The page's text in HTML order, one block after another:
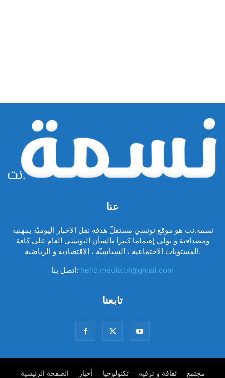
عنا
نسمة.نت هو موقع تونسي مستقلّ هدفه نقل الأخبار اليوميّة بمهنية
ومصداقية و يولي إهتماما كبيرا بالشأن التونسي العام على كافة
المستويات الاجتماعية ، السياسيّة ، الاقتصادية و الرياضية.
اتصل بنا: hello.media.tn@gmail.com
تابعنا
الصفحة الرئيسية أخبار تكنولوجيا ثقافة و ترفيه مجتمع